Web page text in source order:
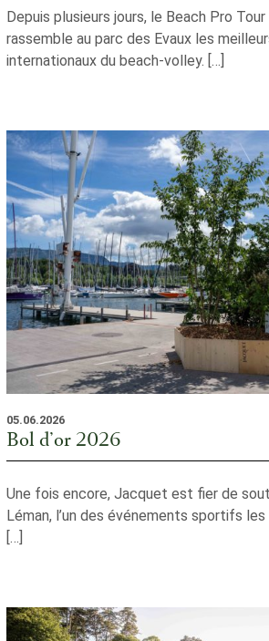
Depuis plusieurs jours, le Beach Pro
rassemble au parc des Evaux les
internationaux du beach-volley. […]
05.06.2026
Bol d’or 2026
Une fois encore, Jacquet est fier de
Léman, l’un des événements sportifs
[…]